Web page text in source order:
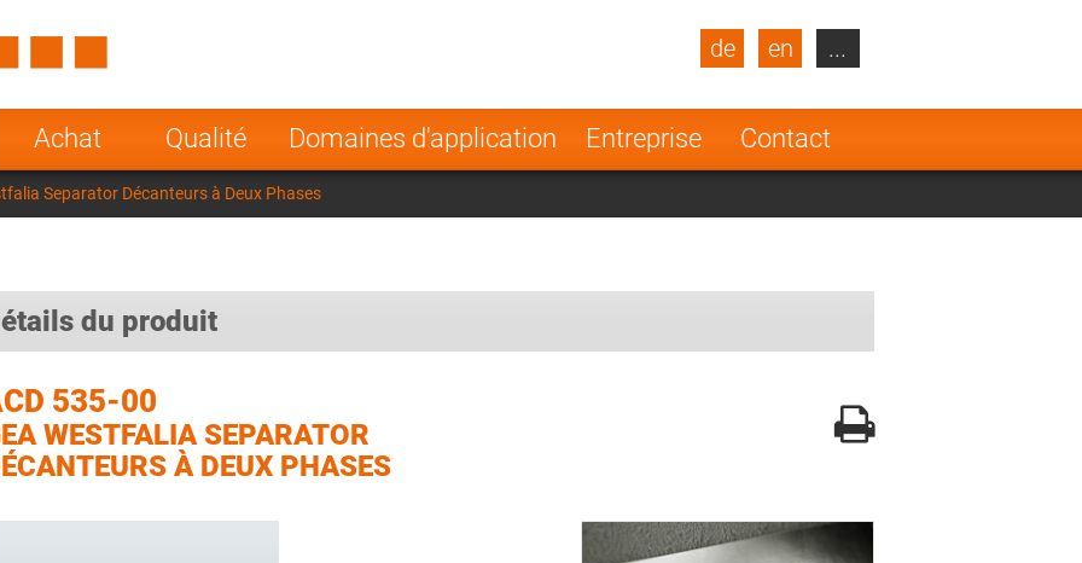
Achat Qualité Domaines d'application Entreprise Contact
de en
Turkey
Poland Norway
Netherlands
Greece
...
Separator Décanteurs à Deux Phases
du produit
535-00
WESTFALIA SEPARATOR
À DEUX PHASES